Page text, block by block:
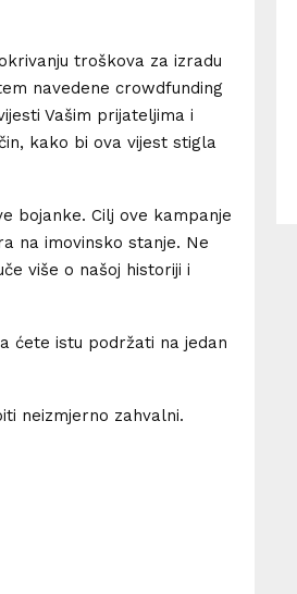
troškova za izradu
navedene crowdfunding
Vašim prijateljima i
kako bi ova vijest stigla
bojanke. Cilj ove kampanje
na imovinsko stanje. Ne
više o našoj historiji i
ćete istu podržati na jedan
neizmjerno zahvalni.